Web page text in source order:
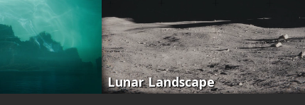
Lunar Landscape